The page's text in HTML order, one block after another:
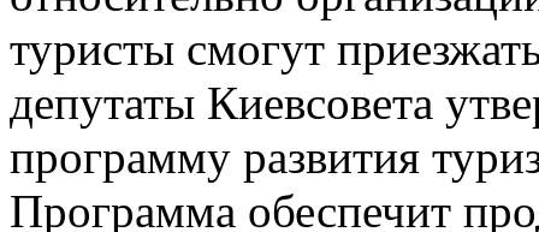
туристы смогут
депутаты Киевсовета
программу развития
Программа обеспечит